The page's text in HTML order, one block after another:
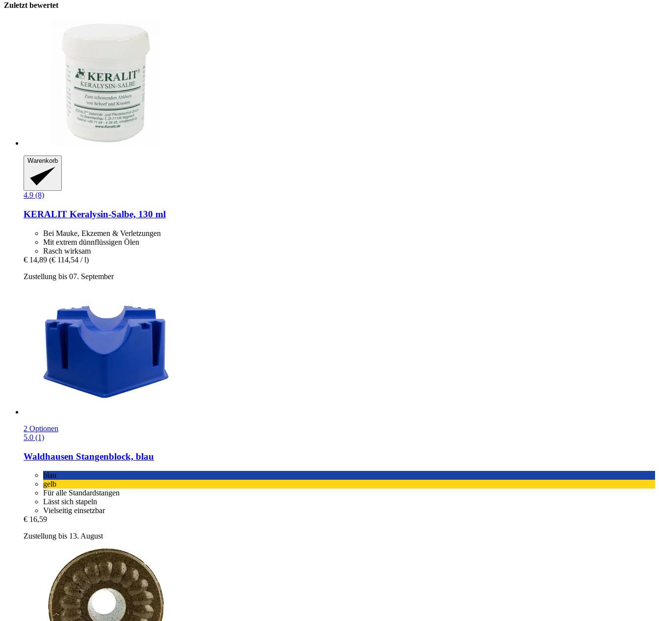
Zuletzt bewertet
Warenkorb
4.9 (8)
KERALIT Keralysin-​Salbe, 130 ml
Bei Mauke, Ekzemen & Verletzungen
Mit extrem dünnflüssigen Ölen
Rasch wirksam
€ 14,89 (€ 114,54 / l)
Zustellung bis 07. September
2 Optionen
5.0 (1)
Waldhausen Stangenblock, blau
blau
gelb
Für alle Standardstangen
Lässt sich stapeln
Vielseitig einsetzbar
€ 16,59
Zustellung bis 13. August